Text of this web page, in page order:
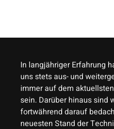
In langjähriger Erfahrung
uns stets aus- und
immer auf dem
sein. Darüber hinaus sind
fortwährend darauf
neuesten Stand der